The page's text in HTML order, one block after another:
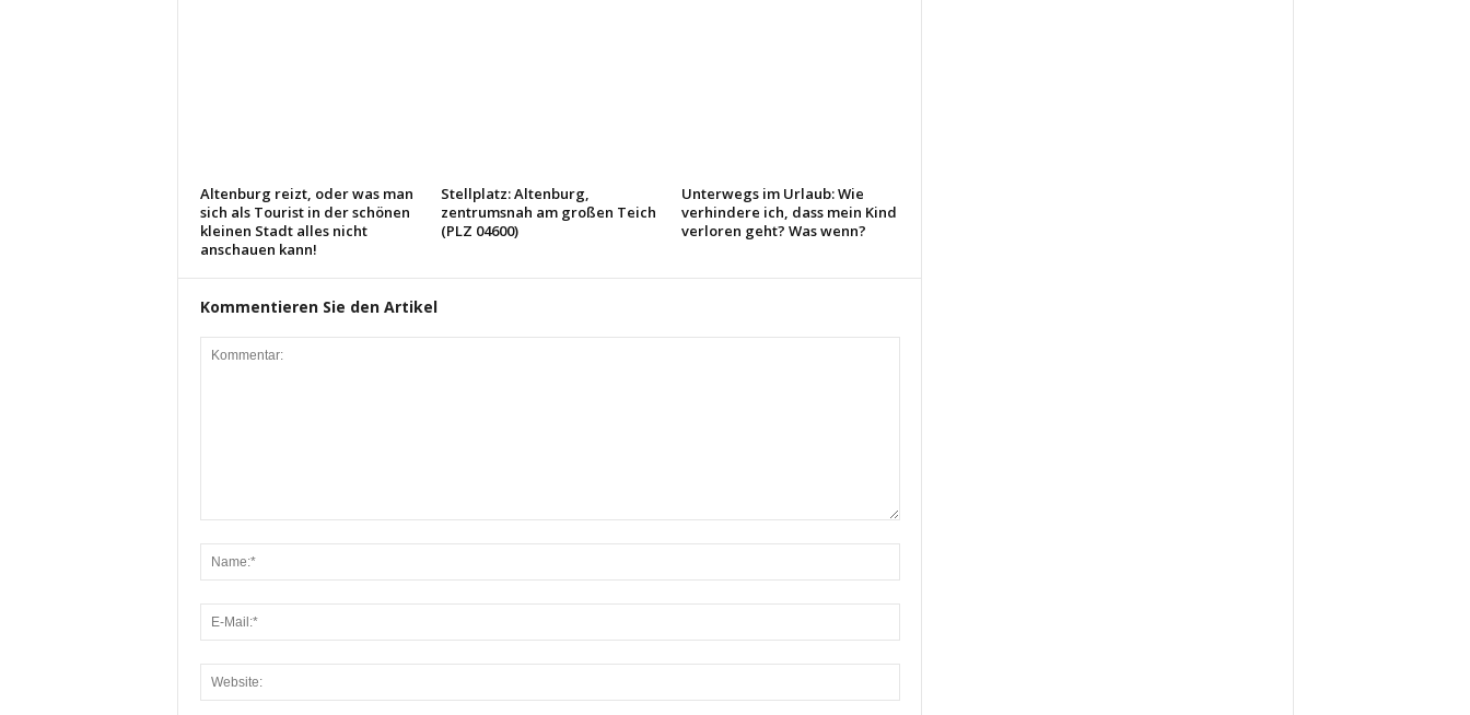
Altenburg reizt, oder was man
sich als Tourist in der schönen
kleinen Stadt alles nicht
anschauen kann!
Stellplatz: Altenburg,
zentrumsnah am großen Teich
(PLZ 04600)
Unterwegs im Urlaub: Wie
verhindere ich, dass mein Kind
verloren geht? Was wenn?
Kommentieren Sie den Artikel